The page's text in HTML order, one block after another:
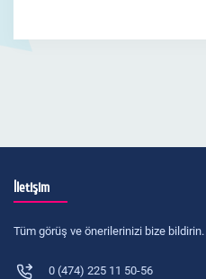
İletişim
Tüm görüş ve önerilerinizi bize bildirin.
0 (474) 225 11 50-56